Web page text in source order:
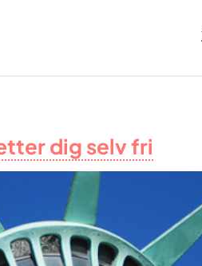
dig selv fri